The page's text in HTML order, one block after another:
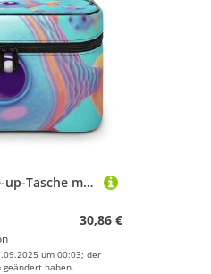
DDTKLSNV Make-up-Tasche mit süßem Fischmotiv, tragbar, Reise-Kosmetiktasche, Reißverschluss, Make-up-Organizer, Kulturbeutel für Damen
30,86 €
um 00:03; der
geändert haben.